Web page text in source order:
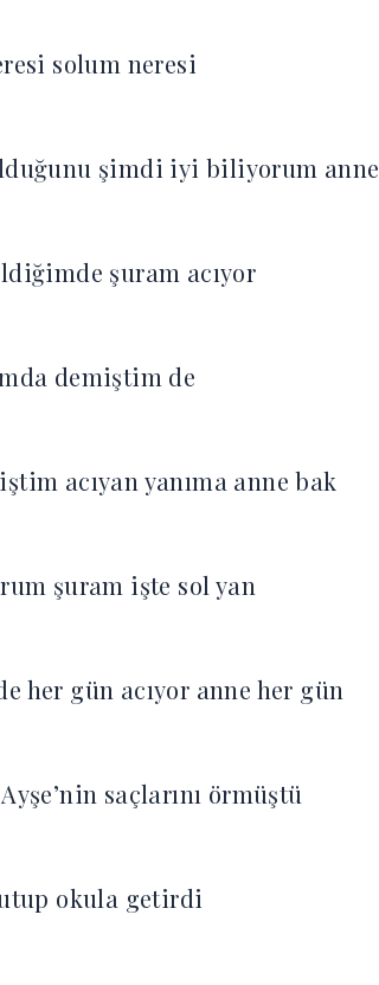
solum neresi
şimdi iyi biliyorum anne
şuram acıyor
demiştim de
acıyan yanıma anne bak
şuram işte sol yan
her gün acıyor anne her gün
saçlarını örmüştü
okula getirdi